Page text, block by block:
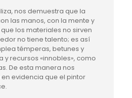
nos demuestra que la
las manos, con la mente y
los materiales no sirven
no tiene talento; es así
témperas, betunes y
y recursos «innobles», como
De esta manera nos
evidencia que el pintor